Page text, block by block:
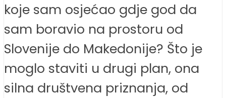
koje sam osjećao gdje god da
sam boravio na prostoru od
Slovenije do Makedonije? Što je
moglo staviti u drugi plan, ona
silna društvena priznanja, od